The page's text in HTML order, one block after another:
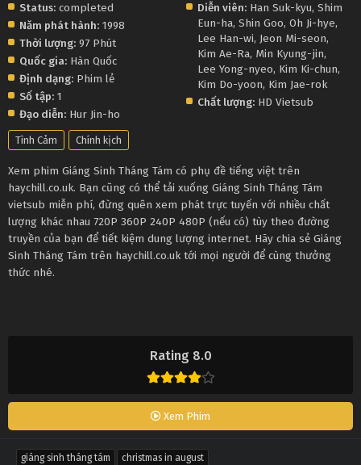
Rating 8.0
Xem Phim
Status: completed
Năm phát hành: 1998
Thời lượng: 97 Phút
Quốc gia: Hàn Quốc
Định dạng: Phim lẻ
Số tập: 1
Đạo diễn: Hur Jin-ho
Diễn viên: Han Suk-kyu,Shim
Eun-ha,Shin Goo,Oh Ji-hye,
Lee Han-wi, Jeon Mi-seon,
Kim Ae-Ra, Min Kyung-jin,
Lee Yong-nyeo, Kim Ki-chun,
Kim Do-yoon, Kim Jae-rok
Chất lượng: HD Vietsub
Tình Cảm Chính kịch
Xem phim Giáng Sinh Tháng Tám có phụ đề tiếng việt trên
haychill.co.uk. Bạn cũng có thể tải xuống Giáng Sinh Tháng Tám
vietsub miễn phí, đừng quên xem phát trực tuyến với nhiều chất
lượng khác nhau 720P 360P 240P 480P (nếu có) tùy theo đường
truyền của bạn để tiết kiệm dung lượng internet. Hãy chia sẻ Giáng
Sinh Tháng Tám trên haychill.co.uk tới mọi người để cùng thưởng
thức nhé.
giáng sinh tháng tám christmas in august